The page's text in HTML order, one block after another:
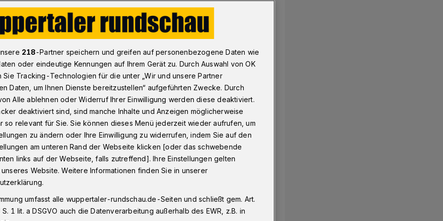
Bethesda ist nun Akademisches Lehrkrankenhaus
Akademisches
Von nun an ist das
Wuppertal als Regionalversorger
Akademisches Lehrkrankenhaus
Uni Bochum (UK RUB) und bildet
(PJ) aus.
218-Partner speichern und greifen auf personenbezogene Daten wie
oder eindeutige Kennungen auf Ihrem Gerät zu. Durch Auswahl von OK
Sie Tracking-Technologien für die unter „Wir und unsere Partner
Daten, um Ihnen Dienste bereitzustellen“ aufgeführten Zwecke. Durch
Alle ablehnen oder Widerruf Ihrer Einwilligung werden diese deaktiviert.
deaktiviert sind, sind manche Inhalte und Anzeigen möglicherweise
so relevant für Sie. Sie können dieses Menü jederzeit wieder aufrufen, um
zu ändern oder Ihre Einwilligung zu widerrufen, indem Sie auf den
am unteren Rand der Webseite klicken [oder das schwebende
links auf der Webseite, falls zutreffend]. Ihre Einstellungen gelten
Website. Weitere Informationen finden Sie in unserer
umfasst alle wuppertaler-rundschau.de-Seiten und schließt gem. Art.
1 lit. a DSGVO auch die Datenverarbeitung außerhalb des EWR, z.B. in